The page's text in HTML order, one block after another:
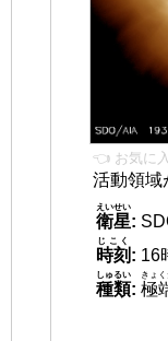
👈 お気に
活動領域
衛星
えいせい
:
時刻
じこく
: 16
種類
しゅるい
: 極
きょ